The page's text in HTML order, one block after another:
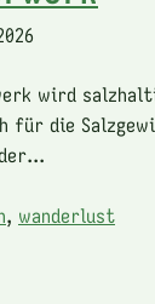
wird
für die
, wanderlust